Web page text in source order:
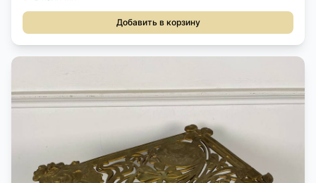
Добавить в корзину